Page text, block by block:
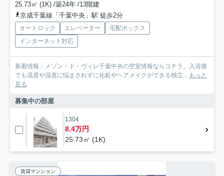
25.73㎡ (1K) /築24年 /13階建
京成千葉線「千葉中央」駅 徒歩2分
オートロック エレベーター
宅配ボックス
インターネット対応
新着情報：メゾン・ド・ヴィレ千葉中央の空室情報ならコチラ。入浴後
でも温度や湿度に悩まされずに化粧やヘアメイクができる独立... もっと
見る
募集中の部屋
1304
8.4万円
25.73㎡ (1K)
賃貸マンション